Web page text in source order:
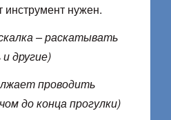
инструмент нужен.
– раскатывать
другие)
проводить
до конца прогулки)